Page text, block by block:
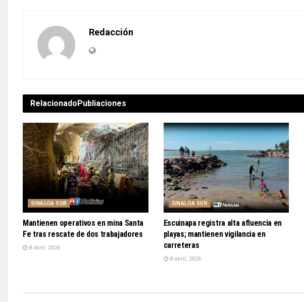
Redacción
RelacionadoPubliaciones
SINALOA SUR
Mantienen operativos en mina Santa
Fe tras rescate de dos trabajadores
8 abril, 2026
SINALOA SUR
Escuinapa registra alta afluencia en
playas; mantienen vigilancia en
carreteras
8 abril, 2026